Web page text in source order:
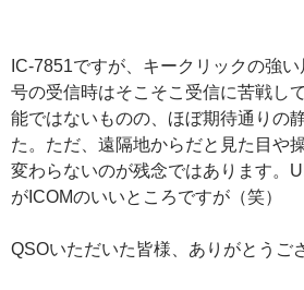
IC-7851ですが、キークリックの強
号の受信時はそこそこ受信に苦戦し
能ではないものの、ほぼ期待通りの
た。ただ、遠隔地からだと見た目や
変わらないのが残念ではあります。
がICOMのいいところですが（笑）
QSOいただいた皆様、ありがとうご